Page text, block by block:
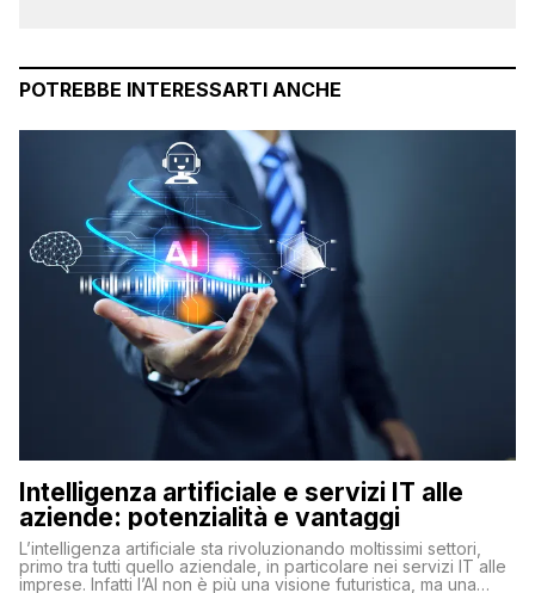
POTREBBE INTERESSARTI ANCHE
Intelligenza artificiale e servizi IT alle
aziende: potenzialità e vantaggi
L’intelligenza artificiale sta rivoluzionando moltissimi settori,
primo tra tutti quello aziendale, in particolare nei servizi IT alle
imprese. Infatti l’AI non è più una visione futuristica, ma una